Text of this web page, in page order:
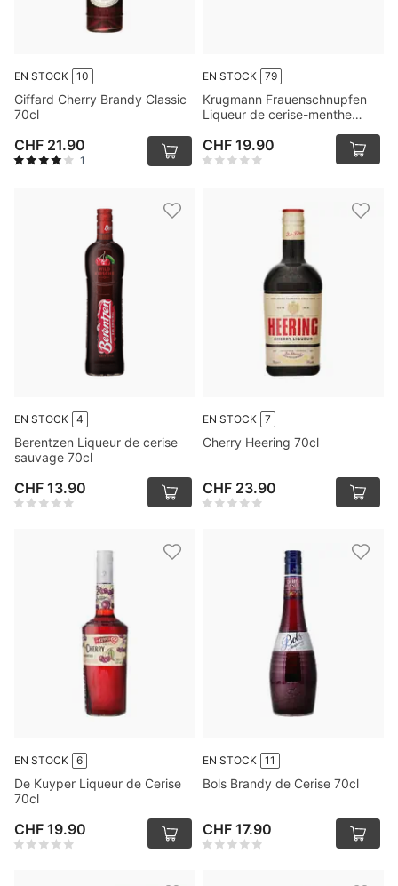
EN STOCK 10
Giffard Cherry Brandy Classic
70cl
CHF 21.90
1
EN STOCK 79
Krugmann Frauenschnupfen
Liqueur de cerise-menthe
CHF 19.90
EN STOCK 4
Berentzen Liqueur de cerise
sauvage 70cl
CHF 13.90
EN STOCK 7
Cherry Heering 70cl
CHF 23.90
EN STOCK 6
De Kuyper Liqueur de Cerise
70cl
CHF 19.90
EN STOCK 11
Bols Brandy de Cerise 70cl
CHF 17.90